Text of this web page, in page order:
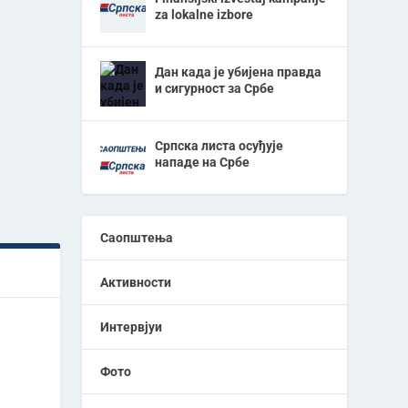
za lokalne izbore
Дан када је убијена правда
и сигурност за Србе
Српска листа осуђује
нападе на Србе
Саопштења
Активности
Интервјуи
Фото